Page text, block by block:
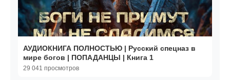
АУДИОКНИГА ПОЛНОСТЬЮ | Русский спецназ в
мире богов | ПОПАДАНЦЫ | Книга 1
29 041 просмотров